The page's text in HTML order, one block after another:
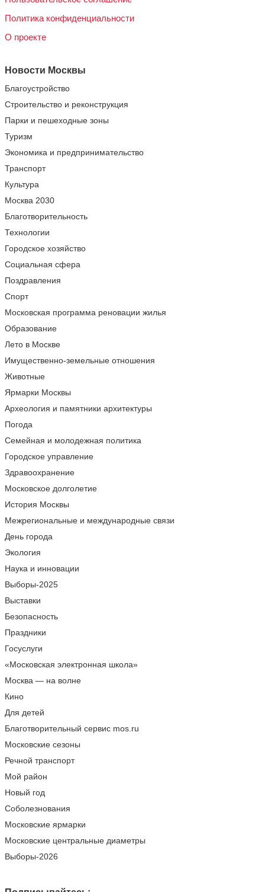
Политика конфиденциальности
О проекте
Новости Москвы
Благоустройство
Строительство и реконструкция
Парки и пешеходные зоны
Туризм
Экономика и предпринимательство
Транспорт
Культура
Москва 2030
Благотворительность
Технологии
Городское хозяйство
Социальная сфера
Поздравления
Спорт
Московская программа реновации жилья
Образование
Лето в Москве
Имущественно-земельные отношения
Животные
Ярмарки Москвы
Археология и памятники архитектуры
Погода
Семейная и молодежная политика
Городское управление
Здравоохранение
Московское долголетие
История Москвы
Межрегиональные и международные связи
День города
Экология
Наука и инновации
Выборы-2025
Выставки
Безопасность
Праздники
Госуслуги
«Московская электронная школа»
Москва — на волне
Кино
Для детей
Благотворительный сервис mos.ru
Московские сезоны
Речной транспорт
Мой район
Новый год
Соболезнования
Московские ярмарки
Московские центральные диаметры
Выборы-2026